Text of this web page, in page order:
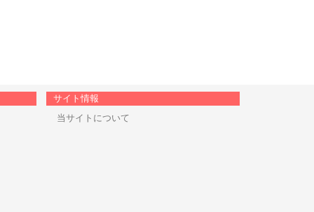
サイト情報
当サイトについて